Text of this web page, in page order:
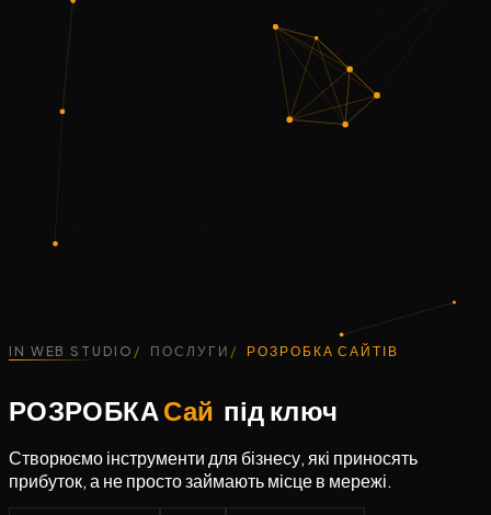
IN WEB STUDIO ПОСЛУГИ РОЗРОБКА САЙТІВ
РОЗРОБКАСайтів під ключ
Створюємо інструменти для бізнесу, які приносять
прибуток, а не просто займають місце в мережі.